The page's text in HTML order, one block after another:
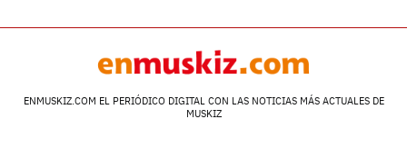
ENMUSKIZ.COM EL PERIÓDICO DIGITAL CON LAS NOTICIAS MÁS ACTUALES DE
MUSKIZ